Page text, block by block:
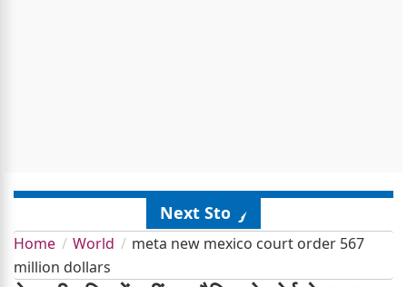
Next Story
Home World
meta new mexico court order 567
million dollars